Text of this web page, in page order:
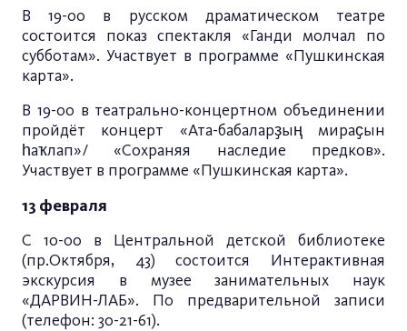
В 19-00 в русском драматическом театре
состоится показ спектакля «Ганди молчал по
субботам». Участвует в программе «Пушкинская
карта».
В 19-00 в театрально-концертном объединении
пройдёт концерт «Ата-бабаларҙың мираҫын
һаҡлап»/ «Сохраняя наследие предков».
Участвует в программе «Пушкинская карта».
13 февраля
С 10-00 в Центральной детской библиотеке
(пр.Октября, 43) состоится Интерактивная
экскурсия в музее занимательных наук
«ДАРВИН-ЛАБ». По предварительной записи
(телефон: 30-21-61).